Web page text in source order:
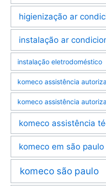
higienização ar
instalação ar
instalação eletrodoméstico
komeco assistência
komeco assistência
komeco assistência
komeco em são paulo
komeco são paulo